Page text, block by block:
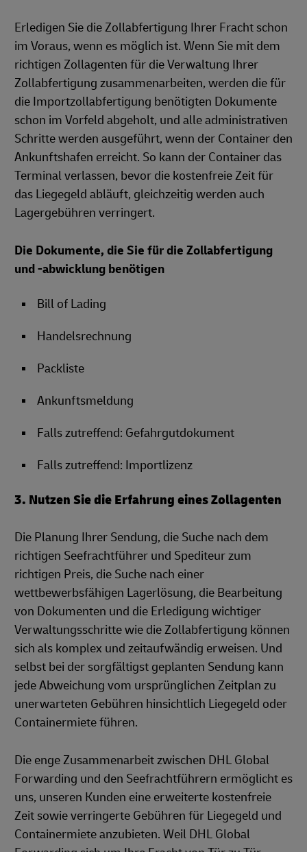
Erledigen Sie die Zollabfertigung Ihrer Fracht schon
im Voraus, wenn es möglich ist. Wenn Sie mit dem
richtigen Zollagenten für die Verwaltung Ihrer
Zollabfertigung zusammenarbeiten, werden die für
die Importzollabfertigung benötigten Dokumente
schon im Vorfeld abgeholt, und alle administrativen
Schritte werden ausgeführt, wenn der Container den
Ankunftshafen erreicht. So kann der Container das
Terminal verlassen, bevor die kostenfreie Zeit für
das Liegegeld abläuft, gleichzeitig werden auch
Lagergebühren verringert.
Die Dokumente, die Sie für die Zollabfertigung
und -abwicklung benötigen
Bill of Lading
Handelsrechnung
Packliste
Ankunftsmeldung
Falls zutreffend: Gefahrgutdokument
Falls zutreffend: Importlizenz
3. Nutzen Sie die Erfahrung eines Zollagenten
Die Planung Ihrer Sendung, die Suche nach dem
richtigen Seefrachtführer und Spediteur zum
richtigen Preis, die Suche nach einer
wettbewerbsfähigen Lagerlösung, die Bearbeitung
von Dokumenten und die Erledigung wichtiger
Verwaltungsschritte wie die Zollabfertigung können
sich als komplex und zeitaufwändig erweisen. Und
selbst bei der sorgfältigst geplanten Sendung kann
jede Abweichung vom ursprünglichen Zeitplan zu
unerwarteten Gebühren hinsichtlich Liegegeld oder
Containermiete führen.
Die enge Zusammenarbeit zwischen DHL Global
Forwarding und den Seefrachtführern ermöglicht es
uns, unseren Kunden eine erweiterte kostenfreie
Zeit sowie verringerte Gebühren für Liegegeld und
Containermiete anzubieten. Weil DHL Global